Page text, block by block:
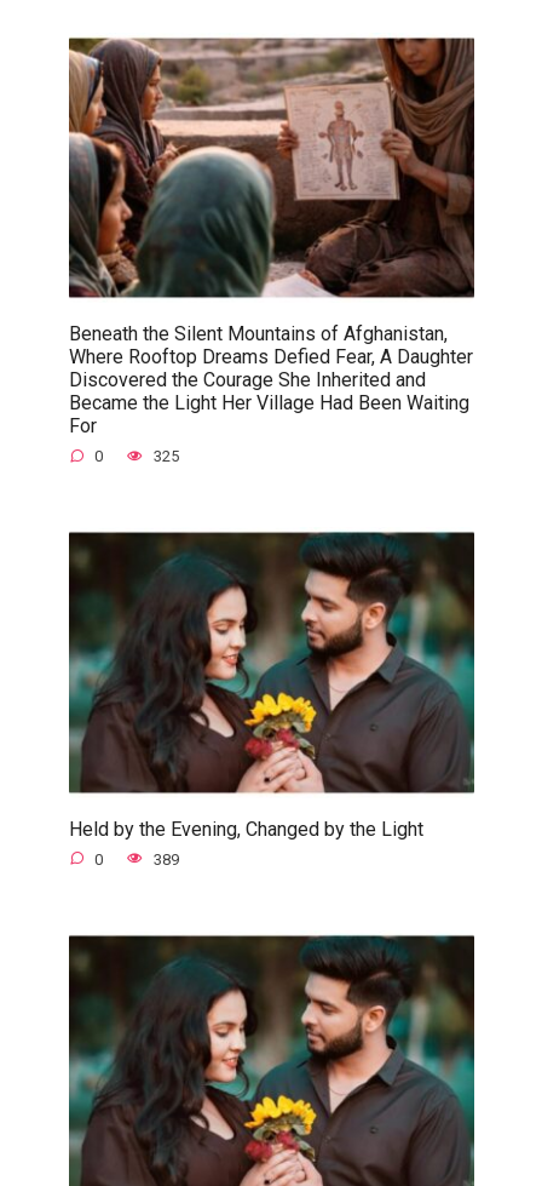
Beneath the Silent Mountains of Afghanistan,
Where Rooftop Dreams Defied Fear, A Daughter
Discovered the Courage She Inherited and
Became the Light Her Village Had Been Waiting
For
0 325
Held by the Evening, Changed by the Light
0 389